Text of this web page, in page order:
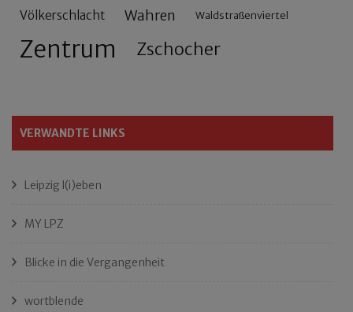
Völkerschlacht Wahren Waldstraßenviertel
Zentrum Zschocher
VERWANDTE LINKS
Leipzig l(i)eben
MY LPZ
Blicke in die Vergangenheit
wortblende